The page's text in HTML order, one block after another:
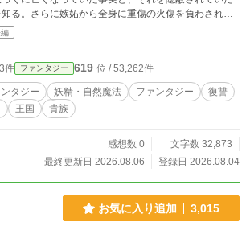
る。さらに嫉妬から全身に重傷の火傷を負わされた
ゴミのように禁忌の森へと捨てられた。だが、貴族
、千年の時を超えて真の女王の帰還を待つ妖精たち
ったということだ。
件 ファンタジー 619 位 / 53,262件
タジー 妖精・自然魔法 ファンタジー
復讐
王国 貴族
感想数 0
文字数 32,873
最終更新日 2026.08.06
登録日 2026.08.04
お気に入り追加 3,015